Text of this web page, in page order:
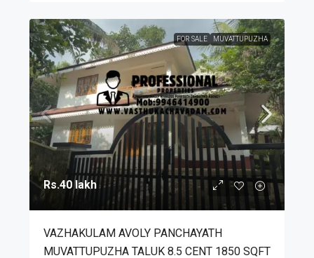
FOR SALE MUVATTUPUZHA
Rs.40 lakh
VAZHAKULAM AVOLY PANCHAYATH
MUVATTUPUZHA TALUK 8.5 CENT 1850 SQFT